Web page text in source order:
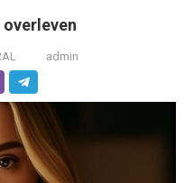
admin